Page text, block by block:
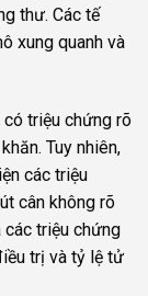
thư. Các tế
xung quanh và
triệu chứng rõ
Tuy nhiên,
các triệu
cân không rõ
các triệu chứng
trị và tỷ lệ tử